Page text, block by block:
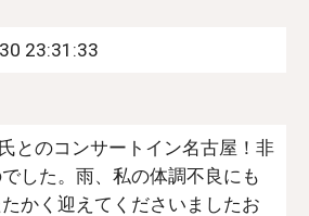
23:31:33
とのコンサートイン名古屋！非
した。雨、私の体調不良にも
かく迎えてくださいましたお